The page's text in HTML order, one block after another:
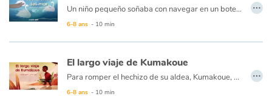
Un niño pequeño soñaba con navegar en un bote en el mar. Luego aparecieron tres cisnes misteriosos pero familiares en la superficie del agua. Montado en una tabla de madera, el niño se adentra en el agua para tratar de atrapar a las aves... Pero sin haber llegado a ellas, pronto se encontró en medio del mar...
6-8 ans - 10 min
…
El largo viaje de Kumakoue
Para romper el hechizo de su aldea, Kumakoue, el pequeño guerrero Zulu, debe emprender un gran viaje. Gracias a su coraje, se hará amigo de Kombaku, el elefante solitario, y Lilangani, el mono de manos azules. Con la fuerza de uno, y la magia del otro, salvará a su aldea y se convertirá en un héroe, que aún así, no es más alto que dos tambores, uno sobre otro...
6-8 ans - 10 min
…